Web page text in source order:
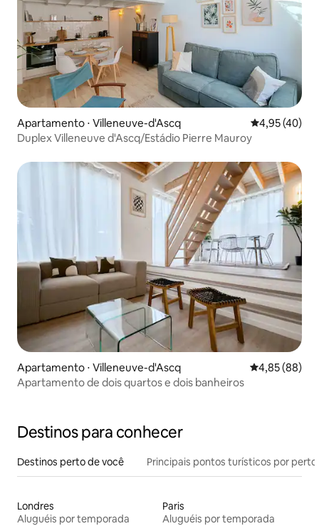
Apartamento ⋅ Villeneuve-d'Ascq 4,95 de uma
4,95 (40)
Duplex Villeneuve d'Ascq/Estádio Pierre Mauroy
Apartamento ⋅ Villeneuve-d'Ascq 4,85 de uma
4,85 (88)
Apartamento de dois quartos e dois banheiros
Destinos para conhecer
Destinos perto de você Principais pontos turísticos por perto
Londres
Aluguéis por temporada
Paris
Aluguéis por temporada